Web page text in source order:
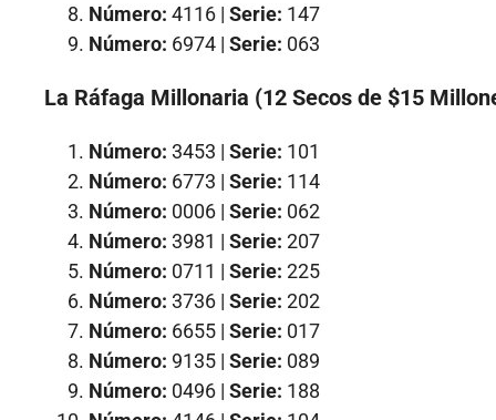
Número: 4116 | Serie: 147
Número: 6974 | Serie: 063
La Ráfaga Millonaria (12 Secos de $15
Número: 3453 | Serie: 101
Número: 6773 | Serie: 114
Número: 0006 | Serie: 062
Número: 3981 | Serie: 207
Número: 0711 | Serie: 225
Número: 3736 | Serie: 202
Número: 6655 | Serie: 017
Número: 9135 | Serie: 089
Número: 0496 | Serie: 188